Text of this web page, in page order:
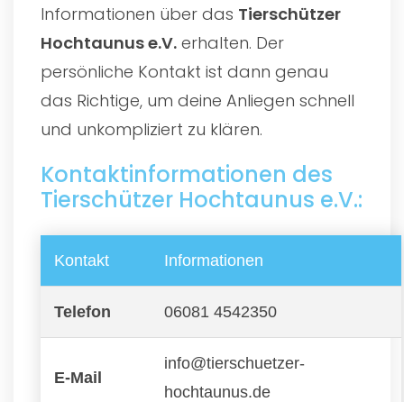
Informationen über das Tierschützer
Hochtaunus e.V. erhalten. Der
persönliche Kontakt ist dann genau
das Richtige, um deine Anliegen schnell
und unkompliziert zu klären.
Kontaktinformationen des
Tierschützer Hochtaunus e.V.:
Kontakt Informationen
Telefon 06081 4542350
E-Mail
info@tierschuetzer-
hochtaunus.de